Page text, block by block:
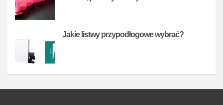
Jakie listwy przypodłogowe wybrać?